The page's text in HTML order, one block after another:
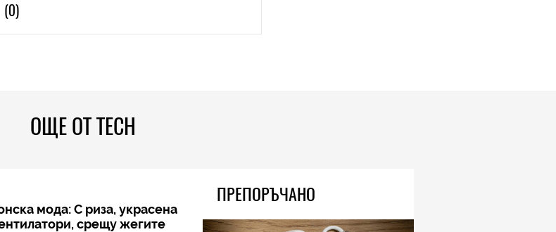
(0)
ОЩЕ ОТ TECH
мода: С риза, украсена
срещу жегите
ПРЕПОРЪЧАНО